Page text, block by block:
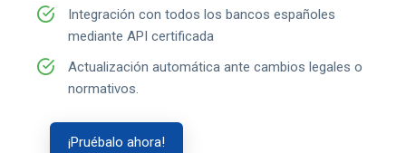
Integración con todos los bancos españoles
mediante API certificada
Actualización automática ante cambios legales o
normativos.
¡Pruébalo ahora!